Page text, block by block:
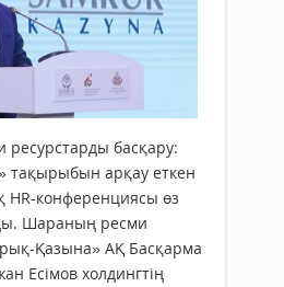
ресурстарды басқару:
тақырыбын арқау еткен
HR-конференциясы өз
Шараның ресми
Қазына» АҚ Басқарма
Есімов холдингтің